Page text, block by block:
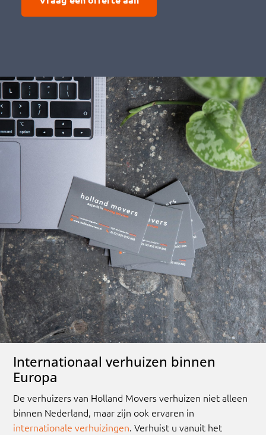
Internationaal verhuizen binnen
Europa
De verhuizers van Holland Movers verhuizen niet alleen
binnen Nederland, maar zijn ook ervaren in
internationale verhuizingen. Verhuist u vanuit het